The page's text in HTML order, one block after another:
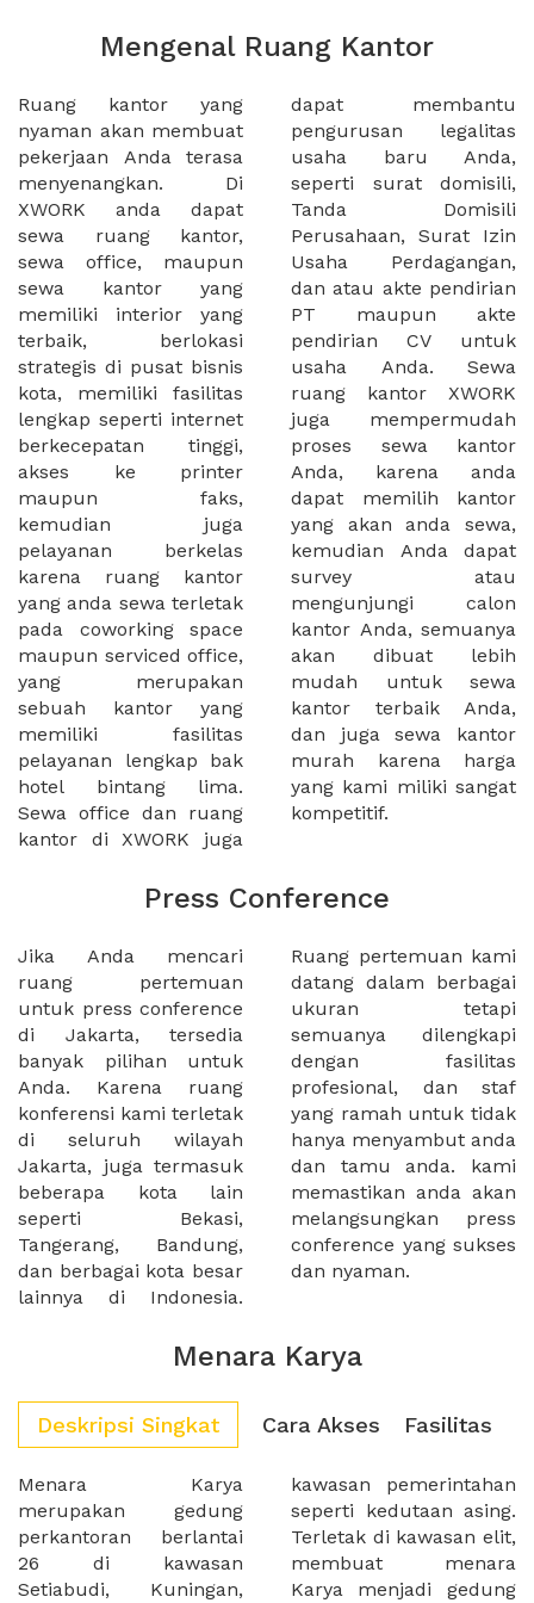
Mengenal Ruang Kantor
Ruang kantor yang
nyaman akan membuat
pekerjaan Anda terasa
menyenangkan. Di
XWORK anda dapat
sewa ruang kantor,
sewa office, maupun
sewa kantor yang
memiliki interior yang
terbaik, berlokasi
strategis di pusat bisnis
kota, memiliki fasilitas
lengkap seperti internet
berkecepatan tinggi,
akses ke printer
maupun faks,
kemudian juga
pelayanan berkelas
karena ruang kantor
yang anda sewa terletak
pada coworking space
maupun serviced office,
yang merupakan
sebuah kantor yang
memiliki fasilitas
pelayanan lengkap bak
hotel bintang lima.
Sewa office dan ruang
kantor di XWORK juga
dapat membantu
pengurusan legalitas
usaha baru Anda,
seperti surat domisili,
Tanda Domisili
Perusahaan, Surat Izin
Usaha Perdagangan,
dan atau akte pendirian
PT maupun akte
pendirian CV untuk
usaha Anda. Sewa
ruang kantor XWORK
juga mempermudah
proses sewa kantor
Anda, karena anda
dapat memilih kantor
yang akan anda sewa,
kemudian Anda dapat
survey atau
mengunjungi calon
kantor Anda, semuanya
akan dibuat lebih
mudah untuk sewa
kantor terbaik Anda,
dan juga sewa kantor
murah karena harga
yang kami miliki sangat
kompetitif.
Press Conference
Jika Anda mencari
ruang pertemuan
untuk press conference
di Jakarta, tersedia
banyak pilihan untuk
Anda. Karena ruang
konferensi kami terletak
di seluruh wilayah
Jakarta, juga termasuk
beberapa kota lain
seperti Bekasi,
Tangerang, Bandung,
dan berbagai kota besar
lainnya di Indonesia.
Ruang pertemuan kami
datang dalam berbagai
ukuran tetapi
semuanya dilengkapi
dengan fasilitas
profesional, dan staf
yang ramah untuk tidak
hanya menyambut anda
dan tamu anda. kami
memastikan anda akan
melangsungkan press
conference yang sukses
dan nyaman.
Menara Karya
Deskripsi Singkat Cara Akses Fasilitas
Menara Karya
merupakan gedung
perkantoran berlantai
26 di kawasan
Setiabudi, Kuningan,
kawasan pemerintahan
seperti kedutaan asing.
Terletak di kawasan elit,
membuat menara
Karya menjadi gedung